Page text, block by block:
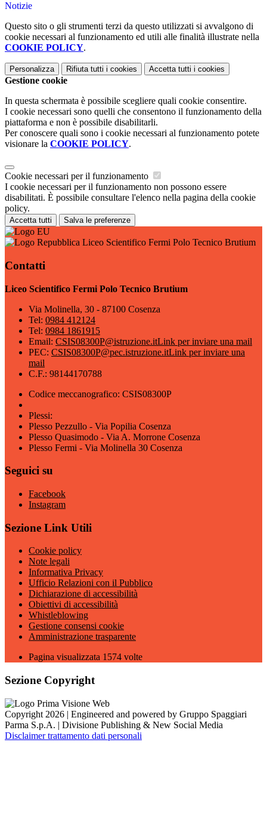
Notizie
Questo sito o gli strumenti terzi da questo utilizzati si avvalgono di
cookie necessari al funzionamento ed utili alle finalità illustrate nella
COOKIE POLICY.
Personalizza Rifiuta tutti i cookies Accetta tutti i cookies
Gestione cookie
In questa schermata è possibile scegliere quali cookie consentire.
I cookie necessari sono quelli che consentono il funzionamento della
piattaforma e non è possibile disabilitarli.
Per conoscere quali sono i cookie necessari al funzionamento potete
visionare la COOKIE POLICY.
Cookie necessari per il funzionamento
I cookie necessari per il funzionamento non possono essere
disabilitati. È possibile consultare l'elenco nella pagina della cookie
policy.
Accetta tutti Salva le preferenze
Liceo Scientifico Fermi Polo Tecnico Brutium
Contatti
Liceo Scientifico Fermi Polo Tecnico Brutium
Via Molinella, 30 - 87100 Cosenza
Tel: 0984 412124
Tel: 0984 1861915
Email: CSIS08300P@istruzione.itLink per inviare una mail
PEC: CSIS08300P@pec.istruzione.itLink per inviare una
mail
C.F.: 98144170788
Codice meccanografico: CSIS08300P
Plessi:
Plesso Pezzullo - Via Popilia Cosenza
Plesso Quasimodo - Via A. Morrone Cosenza
Plesso Fermi - Via Molinella 30 Cosenza
Seguici su
Facebook
Instagram
Sezione Link Utili
Cookie policy
Note legali
Informativa Privacy
Ufficio Relazioni con il Pubblico
Dichiarazione di accessibilità
Obiettivi di accessibilità
Whistleblowing
Gestione consensi cookie
Amministrazione trasparente
Pagina visualizzata 1574 volte
Sezione Copyright
Copyright 2026 | Engineered and powered by Gruppo Spaggiari
Parma S.p.A. | Divisione Publishing & New Social Media
Disclaimer trattamento dati personali